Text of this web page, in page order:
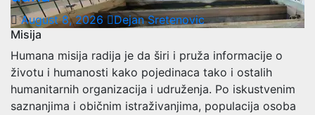
August 8, 2026
Dejan Sretenovic
Misija
Humana misija radija je da širi i pruža informacije o
životu i humanosti kako pojedinaca tako i ostalih
humanitarnih organizacija i udruženja. Po iskustvenim
saznanjima i običnim istraživanjima, populacija osoba